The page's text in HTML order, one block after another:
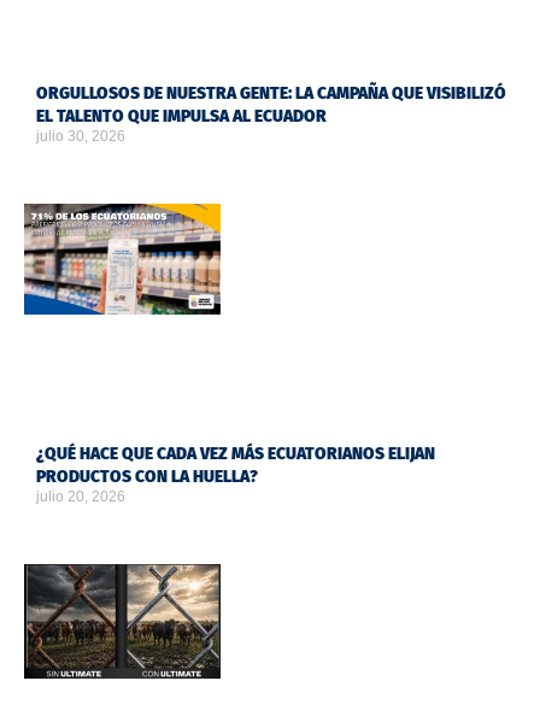
ORGULLOSOS DE NUESTRA GENTE: LA CAMPAÑA QUE VISIBILIZÓ
EL TALENTO QUE IMPULSA AL ECUADOR
julio 30, 2026
¿QUÉ HACE QUE CADA VEZ MÁS ECUATORIANOS ELIJAN
PRODUCTOS CON LA HUELLA?
julio 20, 2026